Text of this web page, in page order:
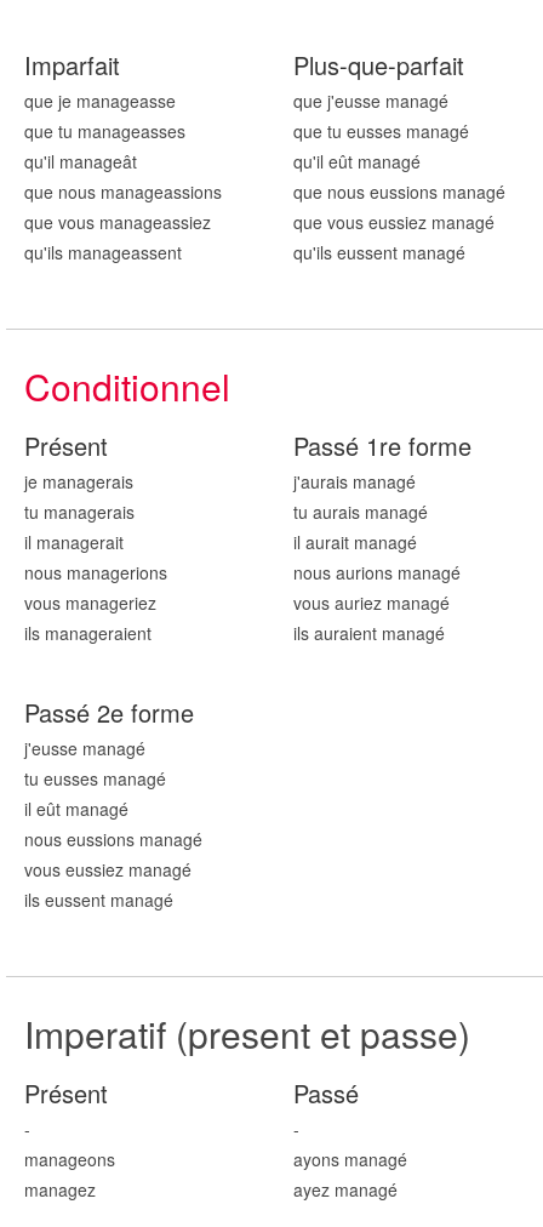
Imparfait
que je manageasse
que tu manageasses
qu'il manageât
que nous manageassions
que vous manageassiez
qu'ils manageassent
Plus-que-parfait
que j'eusse managé
que tu eusses managé
qu'il eût managé
que nous eussions managé
que vous eussiez managé
qu'ils eussent managé
Conditionnel
Présent
je managerais
tu managerais
il managerait
nous managerions
vous manageriez
ils manageraient
Passé 1re forme
j'aurais managé
tu aurais managé
il aurait managé
nous aurions managé
vous auriez managé
ils auraient managé
Passé 2e forme
j'eusse managé
tu eusses managé
il eût managé
nous eussions managé
vous eussiez managé
ils eussent managé
Imperatif (present et passe)
Présent
-
manageons
managez
Passé
-
ayons managé
ayez managé